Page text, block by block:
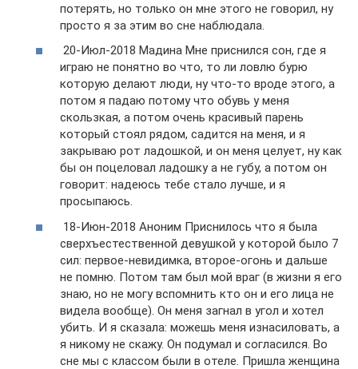
потерять, но только он мне этого не говорил, ну
просто я за этим во сне наблюдала.
20-Июл-2018 Мадина Мне приснился сон, где я
играю не понятно во что, то ли ловлю бурю
которую делают люди, ну что-то вроде этого, а
потом я падаю потому что обувь у меня
скользкая, а потом очень красивый парень
который стоял рядом, садится на меня, и я
закрываю рот ладошкой, и он меня целует, ну как
бы он поцеловал ладошку а не губу, а потом он
говорит: надеюсь тебе стало лучше, и я
просыпаюсь.
18-Июн-2018 Аноним Приснилось что я была
сверхъестественной девушкой у которой было 7
сил: первое-невидимка, второе-огонь и дальше
не помню. Потом там был мой враг (в жизни я его
знаю, но не могу вспомнить кто он и его лица не
видела вообще). Он меня загнал в угол и хотел
убить. И я сказала: можешь меня изнасиловать, а
я никому не скажу. Он подумал и согласился. Во
сне мы с классом были в отеле. Пришла женщина